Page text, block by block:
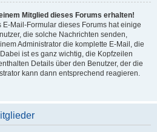
Mitglied dieses Forums erhalten!
E-Mail-Formular dieses Forums hat einige
die solche Nachrichten senden,
Administrator die komplette E-Mail, die
ist es ganz wichtig, die Kopfzeilen
Details über den Benutzer, der die
kann dann entsprechend reagieren.